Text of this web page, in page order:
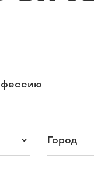
Город